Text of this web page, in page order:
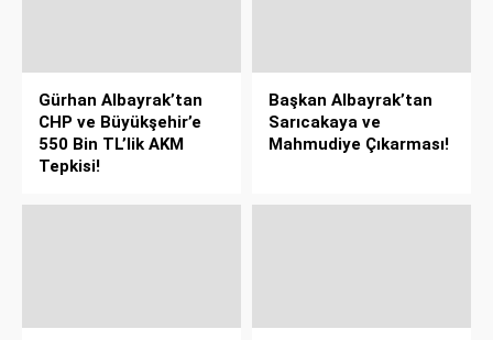
Gürhan Albayrak’tan
CHP ve Büyükşehir’e
550 Bin TL’lik AKM
Tepkisi!
Başkan Albayrak’tan
Sarıcakaya ve
Mahmudiye Çıkarması!